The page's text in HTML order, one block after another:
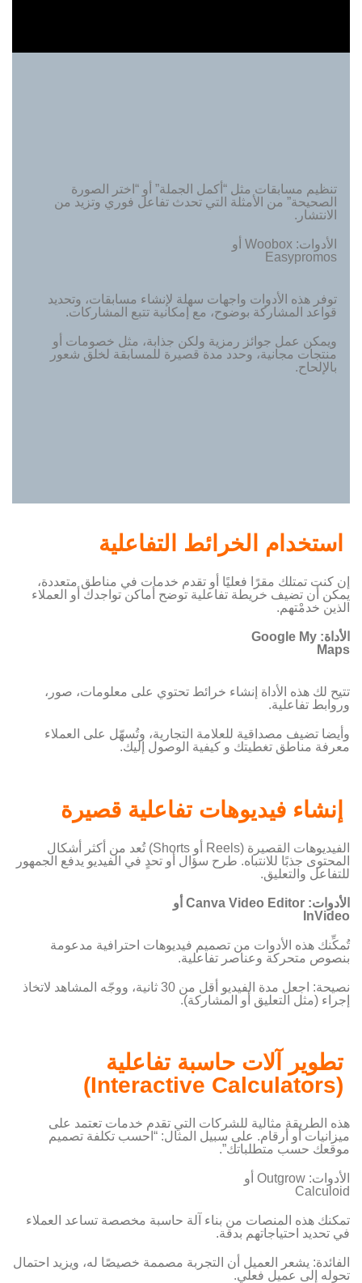
تنظيم مسابقات مثل “أكمل الجملة” أو “اختر الصورة
الصحيحة” من الأمثلة التي تحدث تفاعل فوري وتزيد من
الانتشار.
الأدوات: Woobox أو
توفر هذه الأدوات واجهات سهلة لإنشاء مسابقات، وتحديد
قواعد المشاركة بوضوح، مع إمكانية تتبع المشاركات.
ويمكن عمل جوائز رمزية ولكن جذابة، مثل خصومات أو
منتجات مجانية، وحدد مدة قصيرة للمسابقة لخلق شعور
بالإلحاح.
استخدام الخرائط التفاعلية
إن كنت تمتلك مقرًا فعليًا أو تقدم خدمات في مناطق متعددة،
يمكن أن تضيف خريطة تفاعلية توضح أماكن تواجدك أو العملاء
الذين خدمْتهم.
الأداة: Google My
Maps
تتيح لك هذه الأداة إنشاء خرائط تحتوي على معلومات، صور،
وروابط تفاعلية.
وأيضا تضيف مصداقية للعلامة التجارية، وتُسهّل على العملاء
معرفة مناطق تغطيتك و كيفية الوصول إليك.
إنشاء فيديوهات تفاعلية قصيرة
الفيديوهات القصيرة (Reels أو Shorts) تُعد من أكثر أشكال
المحتوى جذبًا للانتباه. طرح سؤال أو تحدٍ في الفيديو يدفع الجمهور
للتفاعل والتعليق.
الأدوات: Canva Video Editor أو
InVideo
تُمكِّنك هذه الأدوات من تصميم فيديوهات احترافية مدعومة
بنصوص متحركة وعناصر تفاعلية.
نصيحة: اجعل مدة الفيديو أقل من 30 ثانية، ووجّه المشاهد لاتخاذ
إجراء (مثل التعليق أو المشاركة).
تطوير آلات حاسبة تفاعلية
(Interactive Calculators)
هذه الطريقة مثالية للشركات التي تقدم خدمات تعتمد على
ميزانيات أو أرقام. على سبيل المثال: “احسب تكلفة تصميم
موقعك حسب متطلباتك”.
الأدوات: Outgrow أو
Calculoid
تمكنك هذه المنصات من بناء آلة حاسبة مخصصة تساعد العملاء
في تحديد احتياجاتهم بدقة.
الفائدة: يشعر العميل أن التجربة مصممة خصيصًا له، ويزيد احتمال
تحوله إلى عميل فعلي.